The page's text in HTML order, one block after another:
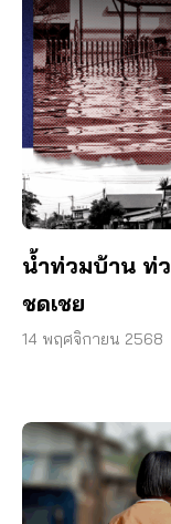
น้ำท่วมบ้าน ท่ว
ชดเชย
14 พฤศจิกายน 2568